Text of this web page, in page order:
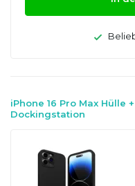
iPhone 16 Pro Max Hülle
Dockingstation